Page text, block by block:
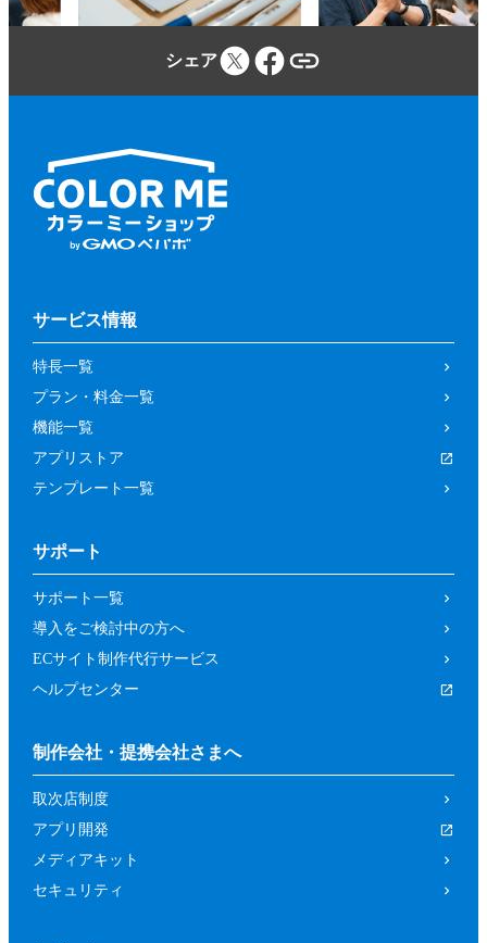
ければならないものとします。
おそれがあると当社が判断した場合、当社
（当社が本イベントに関して業務を委託す
て、参加申込みの拒否、参加の取り消しを
いつでもできるものとします。
前項に基づく措置を行う場合、当社は、そ
の理由等を参加者に開示する義務を負わな
第２項に基づく、参加申込みの拒否、参加
の取り消しによって、参加者又は第三者が
被った損害等について、当社は一切の責任
を負わないものとします。
第４条（参加資格）
参加者は、当社所定の方法により申し込み
を行った方であって、本イベントの開催趣
方（法人、個人を問いません。）としま
す。
前項にもかかわらず、以下の各号に該当す
るおそれがあると当社が判断した場合は、
当社は承諾を取り消すことができるものと
暴力団、反政府組織その他の反社会的組
織であるか、若しくはそれらの構成員又
未成年者、成年被後見人、被保佐人又は
被補助人のいずれかであって、本規約に
シェア
サービス情報
特長一覧
プラン・料金一覧
機能一覧
アプリストア
テンプレート一覧
サポート
サポート一覧
導入をご検討中の方へ
ECサイト制作代行サービス
ヘルプセンター
制作会社・提携会社さまへ
取次店制度
アプリ開発
メディアキット
セキュリティ